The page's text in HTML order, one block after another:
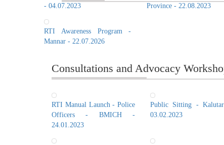
- 04.07.2023
Province - 22.08.2023
RTI Awareness Program -
Mannar - 22.07.2026
Consultations and Advocacy
RTI Manual Launch - Police
Officers - BMICH -
24.01.2023
Public Sitting -
03.02.2023